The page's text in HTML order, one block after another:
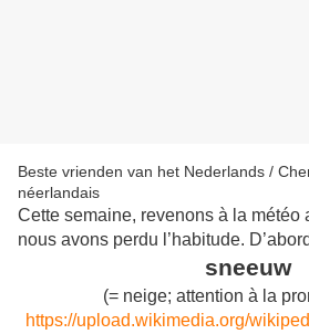
Beste vrienden van het Nederlands /
néerlandais
Cette semaine, revenons à la météo
nous avons perdu l’habitude.
sneeuw
(= neige; attention à la
https://upload.wikimedia.org/